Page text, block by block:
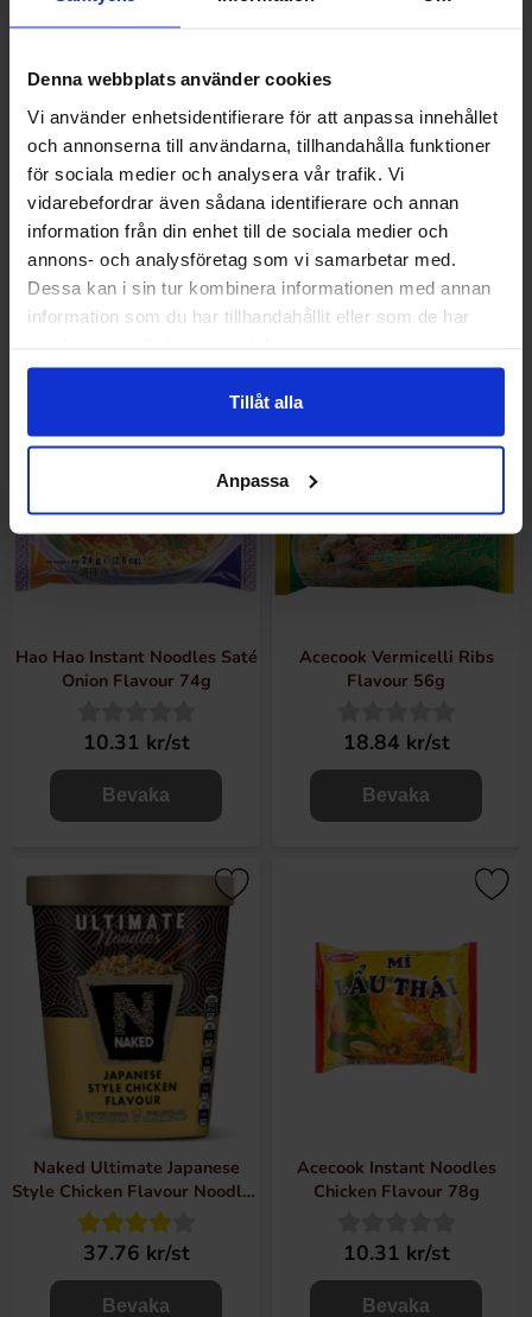
Denna webbplats använder cookies
Vi använder enhetsidentifierare för att anpassa innehållet
och annonserna till användarna, tillhandahålla funktioner
för sociala medier och analysera vår trafik. Vi
vidarebefordrar även sådana identifierare och annan
information från din enhet till de sociala medier och
annons- och analysföretag som vi samarbetar med.
Dessa kan i sin tur kombinera informationen med annan
information som du har tillhandahållit eller som de har
Tillåt alla
Anpassa
Hao Hao Instant Noodles
Shrimp Hot & Sour 75g
12.20 kr/st
Bevaka
Hao Hao Instant Noodles
Vegetarian Flavour 75g
10.31 kr/st
Bevaka
Hao Hao Instant Noodles Saté
Onion Flavour 74g
10.31 kr/st
Bevaka
Acecook Vermicelli Ribs
Flavour 56g
18.84 kr/st
Bevaka
Naked Ultimate Japanese
Style Chicken Flavour Noodles
90g
37.76 kr/st
Bevaka
Acecook Instant Noodles
Chicken Flavour 78g
10.31 kr/st
Bevaka